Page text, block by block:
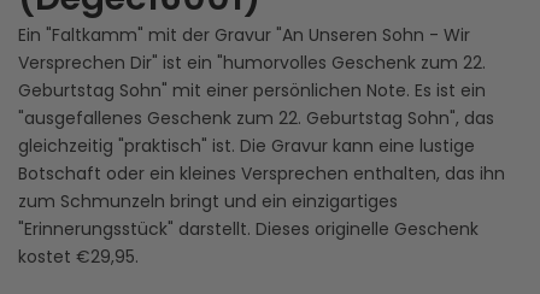
Ein "Faltkamm" mit der Gravur "An Unseren Sohn - Wir
Versprechen Dir" ist ein "humorvolles Geschenk zum 22.
Geburtstag Sohn" mit einer persönlichen Note. Es ist ein
"ausgefallenes Geschenk zum 22. Geburtstag Sohn", das
gleichzeitig "praktisch" ist. Die Gravur kann eine lustige
Botschaft oder ein kleines Versprechen enthalten, das ihn
zum Schmunzeln bringt und ein einzigartiges
"Erinnerungsstück" darstellt. Dieses originelle Geschenk
kostet €29,95.